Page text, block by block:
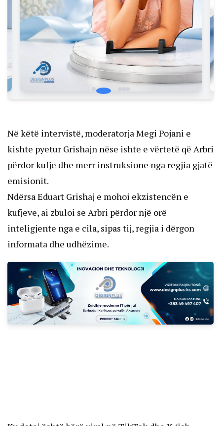
Në këtë intervistë, moderatorja Megi Pojani e
kishte pyetur Grishajn nëse ishte e vërtetë që Arbri
përdor kufje dhe merr instruksione nga regjia gjatë
emisionit.
Ndërsa Eduart Grishaj e mohoi ekzistencën e
kufjeve, ai zbuloi se Arbri përdor një orë
inteligjente nga e cila, sipas tij, regjia i dërgon
informata dhe udhëzime.